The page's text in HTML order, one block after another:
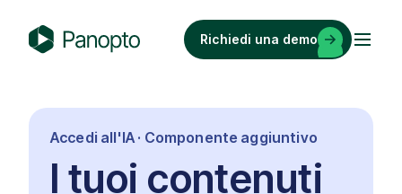
n
Richiedi una demo
Accedi all'IA · Componente aggiuntivo
I tuoi contenuti